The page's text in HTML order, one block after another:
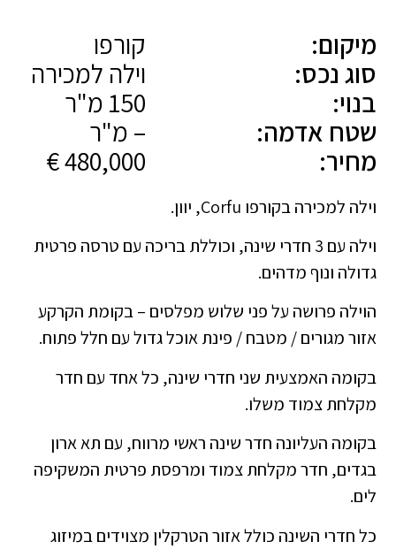
מיקום:
קורפו
סוג נכס:
וילה למכירה
בנוי:
שטח אדמה:
– מ"ר
מחיר:
וילה למכירה בקורפו Corfu, יוון.
וילה עם 3 חדרי שינה, וכוללת בריכה עם טרסה פרטית
גדולה ונוף מדהים.
הוילה פרושה על פני שלוש מפלסים – בקומת הקרקע
אזור מגורים / מטבח / פינת אוכל גדול עם חלל פתוח.
בקומה האמצעית שני חדרי שינה, כל אחד עם חדר
מקלחת צמוד משלו.
בקומה העליונה חדר שינה ראשי מרווח, עם תא ארון
בגדים, חדר מקלחת צמוד ומרפסת פרטית המשקיפה
לים.
כל חדרי השינה כולל אזור הטרקלין מצוידים במיזוג